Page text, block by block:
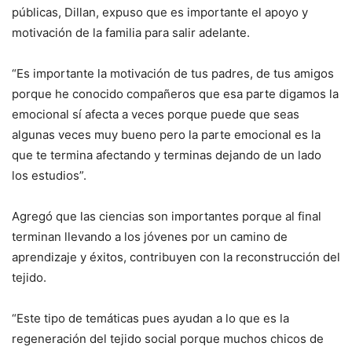
públicas, Dillan, expuso que es importante el apoyo y
motivación de la familia para salir adelante.
“Es importante la motivación de tus padres, de tus amigos
porque he conocido compañeros que esa parte digamos la
emocional sí afecta a veces porque puede que seas
algunas veces muy bueno pero la parte emocional es la
que te termina afectando y terminas dejando de un lado
los estudios”.
Agregó que las ciencias son importantes porque al final
terminan llevando a los jóvenes por un camino de
aprendizaje y éxitos, contribuyen con la reconstrucción del
tejido.
“Este tipo de temáticas pues ayudan a lo que es la
regeneración del tejido social porque muchos chicos de